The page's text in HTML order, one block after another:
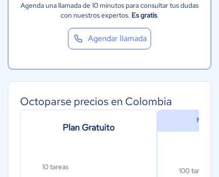
Agenda una llamada de 10 minutos para consultar tus dudas
con nuestros expertos. Es gratis.
Agendar llamada
Octoparse precios en Colombia
Plan Gratuito
10 tareas
MáS
100 tareas